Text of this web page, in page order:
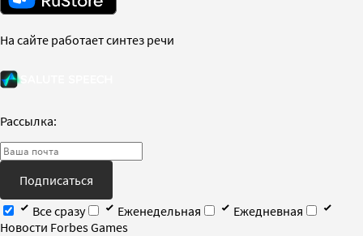
На сайте работает синтез речи
Рассылка:
Подписаться
Все сразу
Еженедельная
Ежедневная
Новости Forbes Games